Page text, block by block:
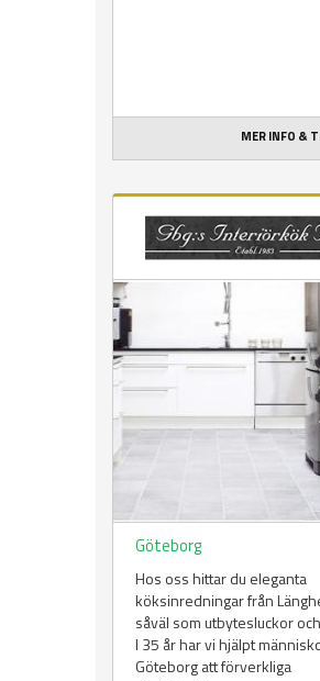
MER INFO &
Göteborg
Hos oss hittar du eleganta
köksinredningar från
såväl som utbytesluckor
I 35 år har vi hjälpt
Göteborg att förverkliga